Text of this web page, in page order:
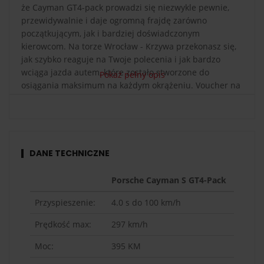
że Cayman GT4-pack prowadzi się niezwykle pewnie,
przewidywalnie i daje ogromną frajdę zarówno
początkującym, jak i bardziej doświadczonym
kierowcom. Na torze Wrocław - Krzywa przekonasz się,
jak szybko reaguje na Twoje polecenia i jak bardzo
wciąga jazda autem, które zostało stworzone do
osiągania maksimum na każdym okrążeniu. Voucher na
Pokaż pełny opis
DANE TECHNICZNE
Porsche Cayman S GT4-Pack
Przyspieszenie:
4.0 s do 100 km/h
Prędkość max:
297 km/h
Moc:
395 KM